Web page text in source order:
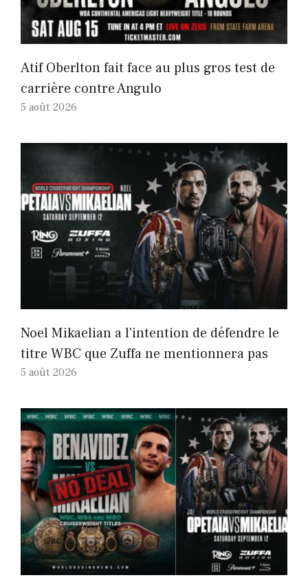
Atif Oberlton fait face au plus gros test de
carrière contre Angulo
5 août 2026
Noel Mikaelian a l'intention de défendre le
titre WBC que Zuffa ne mentionnera pas
5 août 2026